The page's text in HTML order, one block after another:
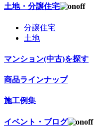
土地・分譲住宅
分譲住宅
土地
マンション(中古)を探す
商品ラインナップ
施工例集
イベント・ブログ